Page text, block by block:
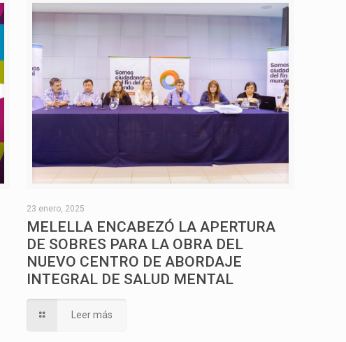
23 enero, 2025
MELELLA ENCABEZÓ LA APERTURA
DE SOBRES PARA LA OBRA DEL
NUEVO CENTRO DE ABORDAJE
INTEGRAL DE SALUD MENTAL
Leer más